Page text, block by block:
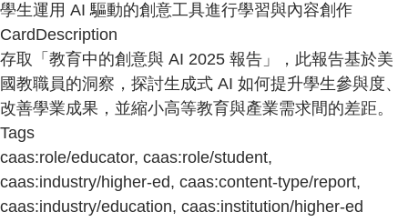
學生運用 AI 驅動的創意工具進行學習與內容創作
CardDescription
存取「教育中的創意與 AI 2025 報告」，此報告基於美
國教職員的洞察，探討生成式 AI 如何提升學生參與度、
改善學業成果，並縮小高等教育與產業需求間的差距。
Tags
caas:role/educator, caas:role/student,
caas:industry/higher-ed, caas:content-type/report,
caas:industry/education, caas:institution/higher-ed